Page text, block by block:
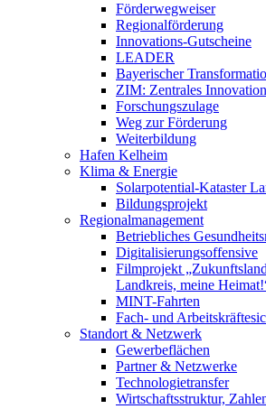
Förderwegweiser
Regionalförderung
Innovations-Gutscheine
LEADER
Bayerischer
ZIM: Zentrales
Forschungszulage
Weg zur Förderung
Weiterbildung
Hafen Kelheim
Klima & Energie
Solarpotential-Kataster
Bildungsprojekt
Regionalmanagement
Betriebliches
Digitalisierungsoffensive
Filmprojekt
Landkreis, meine
MINT-Fahrten
Fach- und
Standort & Netzwerk
Gewerbeflächen
Partner & Netzwerke
Technologietransfer
Wirtschaftsstruktur,